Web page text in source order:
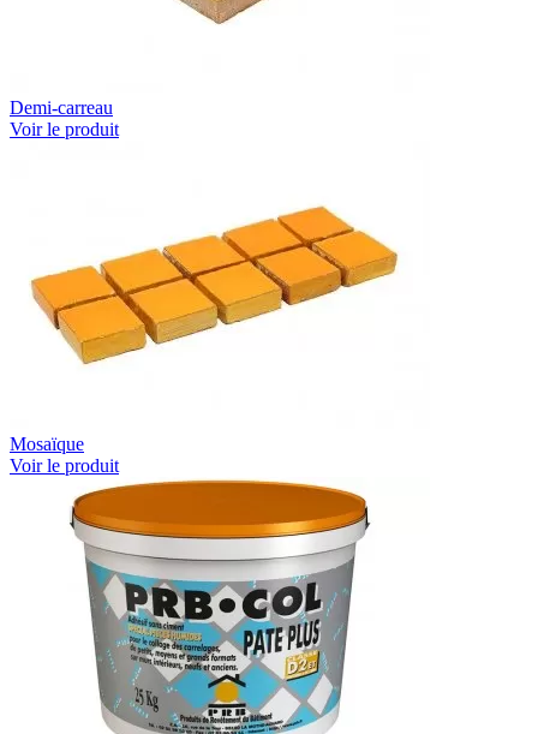
Demi-carreau
Voir le produit
Mosaïque
Voir le produit